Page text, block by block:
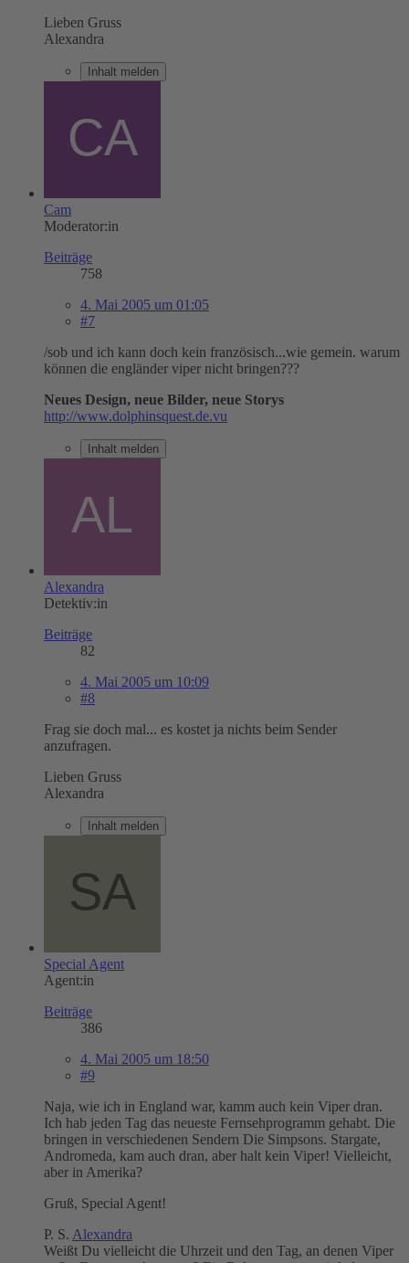
Lieben Gruss
Alexandra
Inhalt melden
Cam
Moderator:in
Beiträge
758
4. Mai 2005 um 01:05
#7
/sob und ich kann doch kein französisch...wie gemein. warum
können die engländer viper nicht bringen???
Neues Design, neue Bilder, neue Storys
http://www.dolphinsquest.de.vu
Inhalt melden
Alexandra
Detektiv:in
Beiträge
82
4. Mai 2005 um 10:09
#8
Frag sie doch mal... es kostet ja nichts beim Sender
anzufragen.
Lieben Gruss
Alexandra
Inhalt melden
Special Agent
Agent:in
Beiträge
386
4. Mai 2005 um 18:50
#9
Naja, wie ich in England war, kamm auch kein Viper dran.
Ich hab jeden Tag das neueste Fernsehprogramm gehabt. Die
bringen in verschiedenen Sendern Die Simpsons. Stargate,
Andromeda, kam auch dran, aber halt kein Viper! Vielleicht,
aber in Amerika?
Gruß, Special Agent!
P. S. Alexandra
Weißt Du vielleicht die Uhrzeit und den Tag, an denen Viper